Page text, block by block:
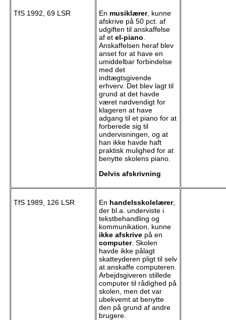
TfS 1992, 69 LSR En musiklærer, kunne
afskrive på 50 pct. af
udgiften til anskaffelse
af et el-piano
Anskaffelsen heraf blev
anset for at have en
umiddelbar forbindelse
med det
indtægtsgivende
erhverv. Det blev lagt til
grund at det havde
været nødvendigt for
klageren at have
adgang til et piano for at
forberede sig til
undervisningen, og at
han ikke havde haft
praktisk mulighed for at
benytte skolens piano.
Delvis afskrivning
TfS 1989, 126 LSR En handelsskolelærer,
der bl.a. underviste i
tekstbehandling og
kommunikation, kunne
ikke afskrivepå en
computer. Skolen
havde ikke pålagt
skatteyderen pligt til selv
at anskaffe computeren.
Arbejdsgiveren stillede
computer til rådighed på
skolen, men det var
ubekvemt at benytte
den på grund af andre
brugere.